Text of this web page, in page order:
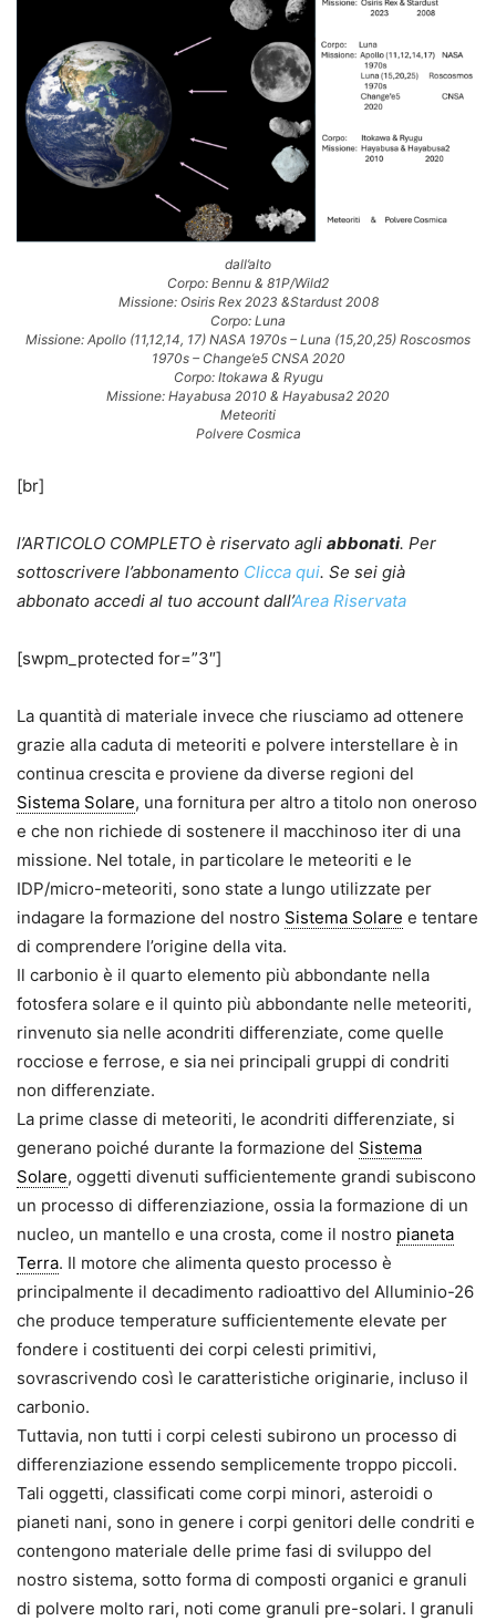
dall’alto
Corpo: Bennu & 81P/Wild2
Missione: Osiris Rex 2023 &Stardust 2008
Corpo: Luna
Missione: Apollo (11,12,14, 17) NASA 1970s – Luna (15,20,25) Roscosmos
1970s – Change’e5 CNSA 2020
Corpo: Itokawa & Ryugu
Missione: Hayabusa 2010 & Hayabusa2 2020
Meteoriti
Polvere Cosmica
[br]
l’ARTICOLO COMPLETO è riservato agli abbonati. Per
sottoscrivere l’abbonamento Clicca qui. Se sei già
abbonato accedi al tuo account dall’Area Riservata
[swpm_protected for=”3″]
La quantità di materiale invece che riusciamo ad ottenere
grazie alla caduta di meteoriti e polvere interstellare è in
continua crescita e proviene da diverse regioni del
Sistema Solare, una fornitura per altro a titolo non oneroso
e che non richiede di sostenere il macchinoso iter di una
missione. Nel totale, in particolare le meteoriti e le
IDP/micro-meteoriti, sono state a lungo utilizzate per
indagare la formazione del nostro Sistema Solare e tentare
di comprendere l’origine della vita.
Il carbonio è il quarto elemento più abbondante nella
fotosfera solare e il quinto più abbondante nelle meteoriti,
rinvenuto sia nelle acondriti differenziate, come quelle
rocciose e ferrose, e sia nei principali gruppi di condriti
non differenziate.
La prime classe di meteoriti, le acondriti differenziate, si
generano poiché durante la formazione del Sistema
Solare, oggetti divenuti sufficientemente grandi subiscono
un processo di differenziazione, ossia la formazione di un
nucleo, un mantello e una crosta, come il nostro pianeta
Terra. Il motore che alimenta questo processo è
principalmente il decadimento radioattivo del Alluminio-26
che produce temperature sufficientemente elevate per
fondere i costituenti dei corpi celesti primitivi,
sovrascrivendo così le caratteristiche originarie, incluso il
carbonio.
Tuttavia, non tutti i corpi celesti subirono un processo di
differenziazione essendo semplicemente troppo piccoli.
Tali oggetti, classificati come corpi minori, asteroidi o
pianeti nani, sono in genere i corpi genitori delle condriti e
contengono materiale delle prime fasi di sviluppo del
nostro sistema, sotto forma di composti organici e granuli
di polvere molto rari, noti come granuli pre-solari. I granuli